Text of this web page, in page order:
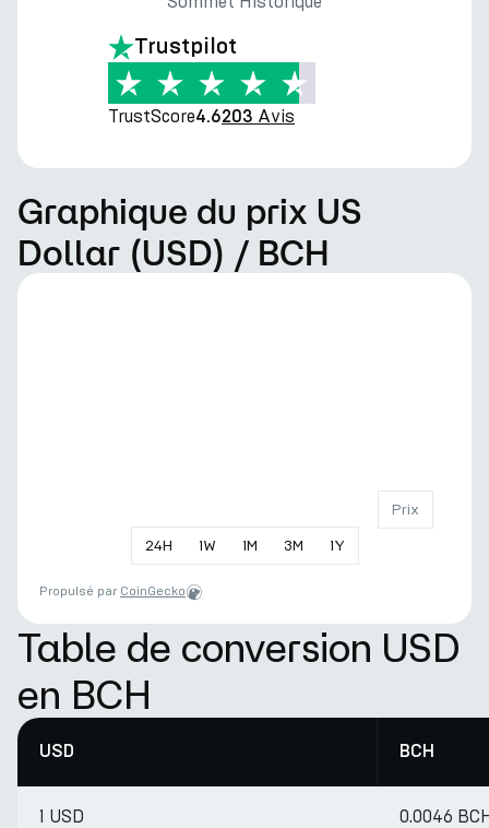
Trustpilot
TrustScore4.6203 Avis
Graphique du prix US
Dollar (USD) / BCH
24H 1W 1M 3M 1Y
Prix
Propulsé par CoinGecko
Table de conversion USD
en BCH
USD BCH
1 USD 0.0046